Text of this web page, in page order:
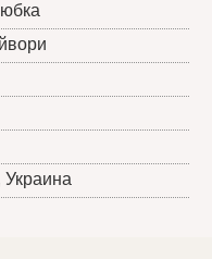
Украина